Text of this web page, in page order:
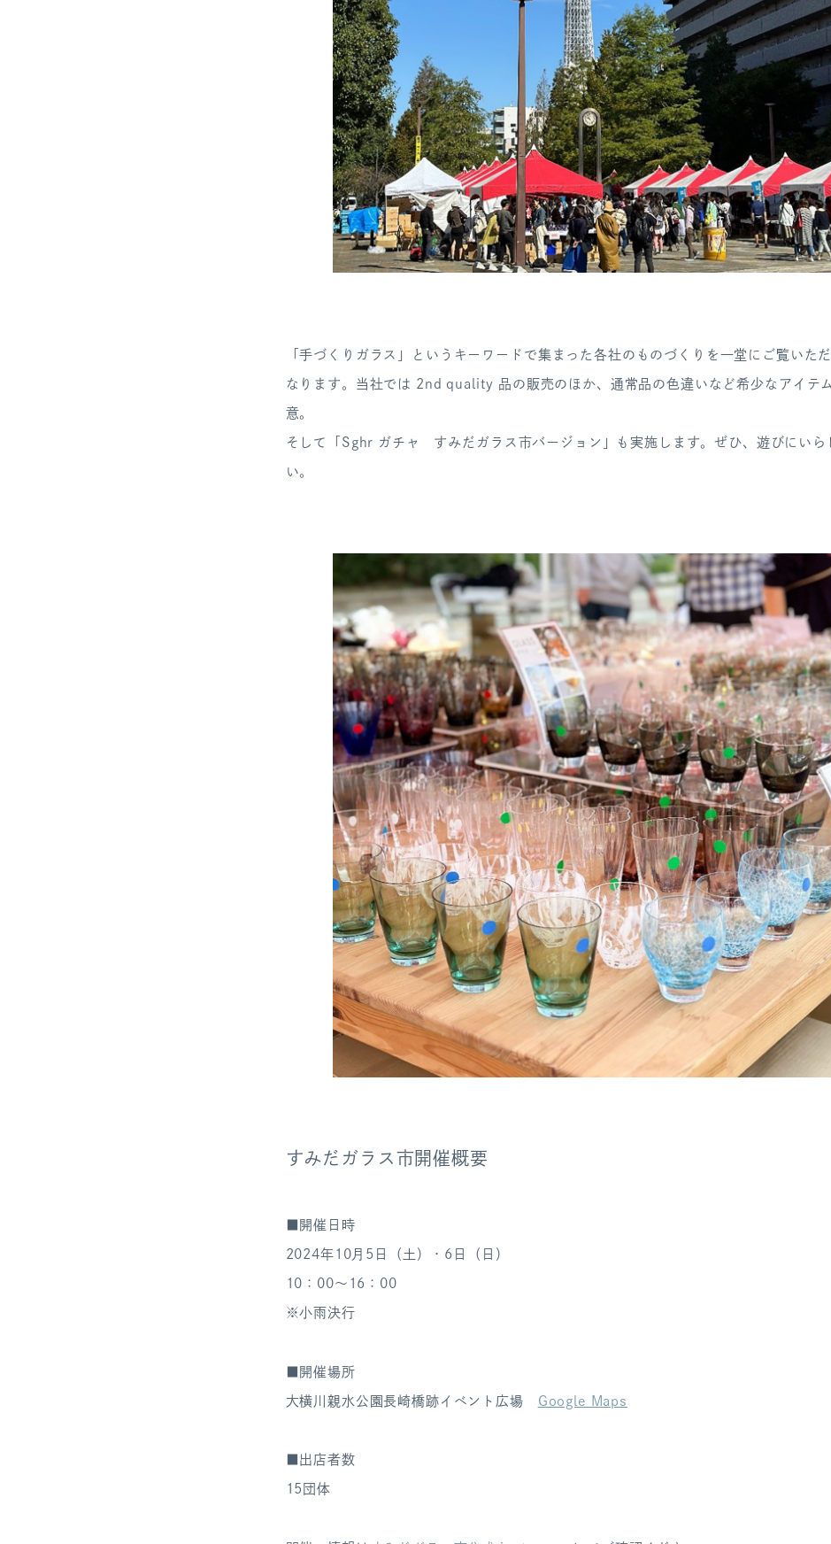
「手づくりガラス」というキーワードで集まった各社のものづくりを一堂にご覧いた
なります。当社では 2nd quality 品の販売のほか、通常品の色違いなど希少なアイテ
意。
そして「Sghr ガチャ すみだガラス市バージョン」も実施します。ぜひ、遊びにいら
い。
すみだガラス市開催概要
■開催日時
2024年10月5日（土）・6日（日）
10：00～16：00
※小雨決行
■開催場所
大横川親水公園長崎橋跡イベント広場 Google Maps
■出店者数
15団体